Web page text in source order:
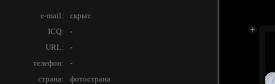
e-mail:
скрыт
ICQ:
-
URL:
-
телефон:
-
страна:
фотострана